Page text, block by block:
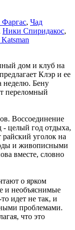
, Чад
Ники Спиридакос,
Katsman
дом и клуб на
Клэр и ее
неделю. Бену
переломный
Воссоединение
- целый год отдыха,
уголок на
и живописными
вместе, словно
о ярком
и необъяснимые
идет не так, и
проблемами.
что это